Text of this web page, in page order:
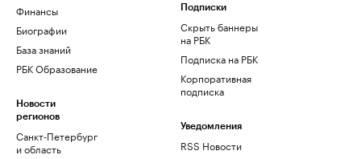
Финансы
Биографии
База знаний
РБК Образование
Новости
регионов
Санкт-Петербург
и область
Подписки
Скрыть баннеры
на РБК
Подписка на РБК
Корпоративная
подписка
Уведомления
RSS Новости